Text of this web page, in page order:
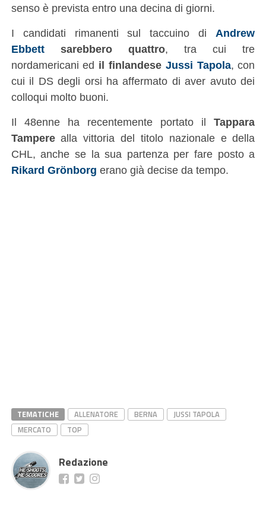
senso è prevista entro una decina di giorni.
I candidati rimanenti sul taccuino diAndrew
Ebbett
sarebbero quattro, tra cui tre
nordamericani ed il finlandese Jussi Tapola, con
cui il DS degli orsi ha affermato di aver avuto dei
colloqui molto buoni.
Il 48enne ha recentemente portato ilTappara
Tamperealla vittoria del titolo nazionale e della
CHL, anche se la sua partenza per fare posto a
Rikard Grönborg erano già decise da tempo.
TEMATICHE ALLENATORE BERNA
JUSSI TAPOLA
MERCATO
TOP
Redazione